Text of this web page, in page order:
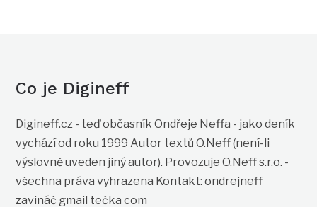
Co je Digineff
Digineff.cz - teď občasník Ondřeje Neffa - jako deník
vychází od roku 1999 Autor textů O.Neff (není-li
výslovně uveden jiný autor). Provozuje O.Neff s.r.o. -
všechna práva vyhrazena Kontakt: ondrejneff
zavináč gmail tečka com